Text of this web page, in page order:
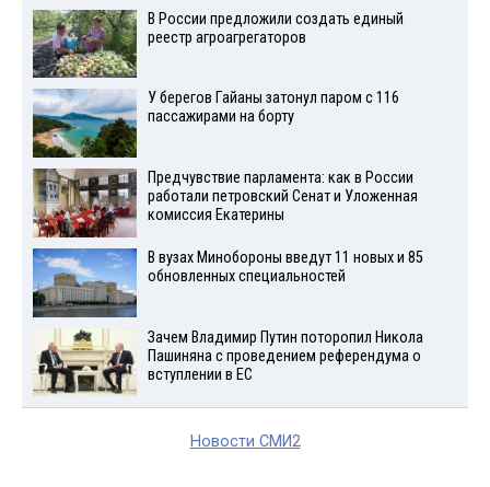
В России предложили создать единый
реестр агроагрегаторов
У берегов Гайаны затонул паром с 116
пассажирами на борту
Предчувствие парламента: как в России
работали петровский Сенат и Уложенная
комиссия Екатерины
В вузах Минобороны введут 11 новых и 85
обновленных специальностей
Зачем Владимир Путин поторопил Никола
Пашиняна с проведением референдума о
вступлении в ЕС
Новости СМИ2